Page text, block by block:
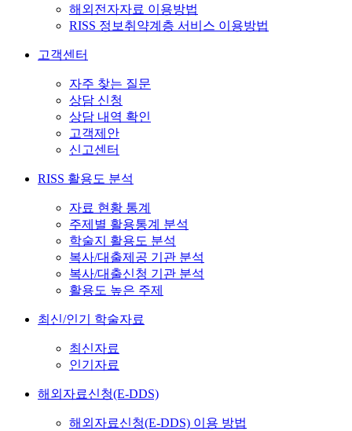
해외전자자료 이용방법
RISS 정보취약계층 서비스 이용방법
고객센터
자주 찾는 질문
상담 신청
상담 내역 확인
고객제안
신고센터
RISS 활용도 분석
자료 현황 통계
주제별 활용통계 분석
학술지 활용도 분석
복사/대출제공 기관 분석
복사/대출신청 기관 분석
활용도 높은 주제
최신/인기 학술자료
최신자료
인기자료
해외자료신청(E-DDS)
해외자료신청(E-DDS) 이용 방법